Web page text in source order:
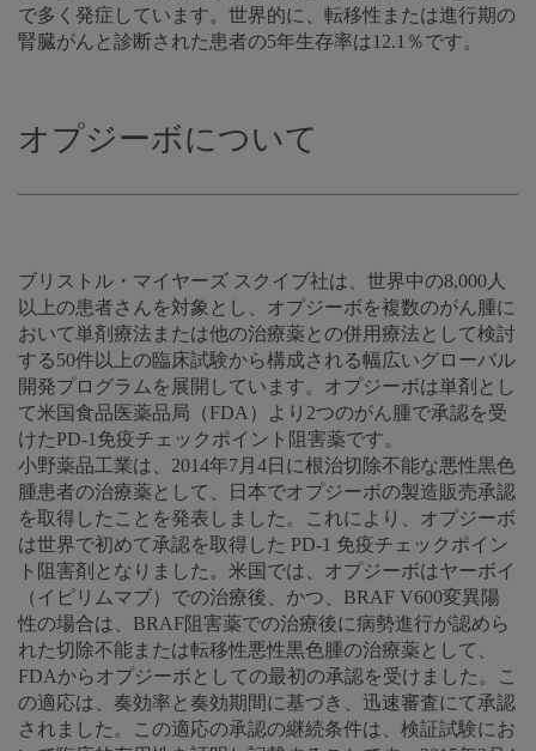
で多く発症しています。世界的に、転移性または進行期の
腎臓がんと診断された患者の5年生存率は12.1％です。
オプジーボについて
ブリストル・マイヤーズ スクイブ社は、世界中の8,000人
以上の患者さんを対象とし、オプジーボを複数のがん腫に
おいて単剤療法または他の治療薬との併用療法として検討
する50件以上の臨床試験から構成される幅広いグローバル
開発プログラムを展開しています。オプジーボは単剤とし
て米国食品医薬品局（FDA）より2つのがん腫で承認を受
けたPD-1免疫チェックポイント阻害薬です。
小野薬品工業は、2014年7月4日に根治切除不能な悪性黒色
腫患者の治療薬として、日本でオプジーボの製造販売承認
を取得したことを発表しました。これにより、オプジーボ
は世界で初めて承認を取得した PD-1 免疫チェックポイン
ト阻害剤となりました。米国では、オプジーボはヤーボイ
（イピリムマブ）での治療後、かつ、BRAF V600変異陽
性の場合は、BRAF阻害薬での治療後に病勢進行が認めら
れた切除不能または転移性悪性黒色腫の治療薬として、
FDAからオプジーボとしての最初の承認を受けました。こ
の適応は、奏効率と奏効期間に基づき、迅速審査にて承認
されました。この適応の承認の継続条件は、検証試験にお